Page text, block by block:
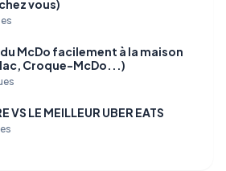
vous)
McDo facilement à la maison
Croque-McDo...)
VS LE MEILLEUR UBER EATS